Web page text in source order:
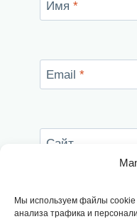
Мы используем файлы
анализа трафика и
Имя *
Email *
Сайт
этом браузере
комментариев.